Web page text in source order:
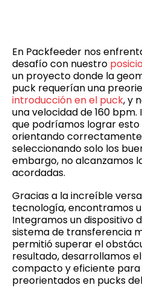
En Packfeeder nos
desafío con nuestro
un proyecto donde la
puck requerían una
introducción en el puck, y
una velocidad de 160
que podríamos lograr
orientando correctamente
seleccionando solo los
embargo, no alcanzamos
acordadas.
Gracias a la increíble
tecnología, encontramos
Integramos un dispositivo
sistema de transferencia
permitió superar el
resultado, desarrollamos
compacto y eficiente para
preorientados en pucks